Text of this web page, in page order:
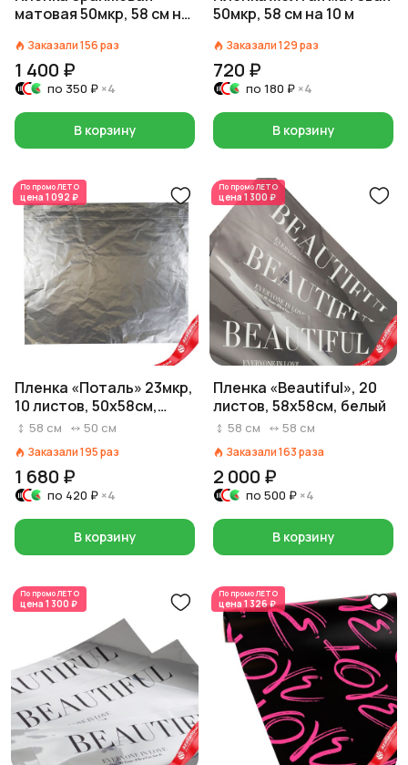
матовая 50мкр, 58 см на
Заказали156раз
1 400 ₽
по 350 ₽ ×4
В корзину
50мкр, 58 см на 10 м
Заказали129раз
720 ₽
по 180 ₽ ×4
В корзину
По промоЛЕТО
цена 1 092 ₽
Пленка «Поталь» 23мкр,
10 листов, 50х58см,
серебряный
58 см 50 см
Заказали195раз
1 680 ₽
по 420 ₽ ×4
В корзину
По промоЛЕТО
цена 1 300 ₽
Пленка «Beautiful», 20
листов, 58х58см, белый
58 см 58 см
Заказали163раза
2 000 ₽
по 500 ₽ ×4
В корзину
По промоЛЕТО
цена 1 300 ₽
По промоЛЕТО
цена 1 326 ₽